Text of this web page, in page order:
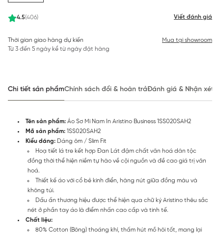
4.5(406) Viết đánh giá
Thời gian giao hàng dự kiến
Từ 3 đến 5 ngày kể từ ngày đặt hàng
Mua tại showroom
Chi tiết sản phẩmChính sách đổi & hoàn trảĐánh giá & Nhận xét
Tên sản phẩm: Áo Sơ Mi Nam In Aristino Business 1SS020SAH2
Mã sản phẩm: 1SS020SAH2
Kiểu dáng: Dáng ôm / Slim Fit
Hoạ tiết lá tre kết hợp Đan Lát đậm chất văn hoá dân tộc
đồng thời thể hiện niềm tự hào về cội nguồn và đề cao giá trị văn
hoá.
Thiết kế áo với cổ bẻ kinh điển, hàng nút giữa đồng màu và
không túi.
Dấu ấn thương hiệu được thể hiện qua chữ ký Aristino thêu sắc
nét ở phần tay áo là điểm nhấn cao cấp và tinh tế.
Chất liệu:
80% Cotton (Bông) thoáng khí, thấm hút mồ hôi tốt, mang lại